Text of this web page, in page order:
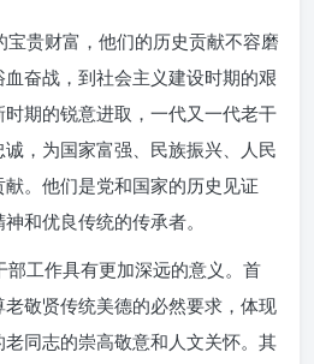
宝贵财富，他们的历史贡献不容磨
奋战，到社会主义建设时期的艰
期的锐意进取，一代又一代老干
，为国家富强、民族振兴、人民
。他们是党和国家的历史见证
和优良传统的传承者。
部工作具有更加深远的意义。首
敬贤传统美德的必然要求，体现
同志的崇高敬意和人文关怀。其